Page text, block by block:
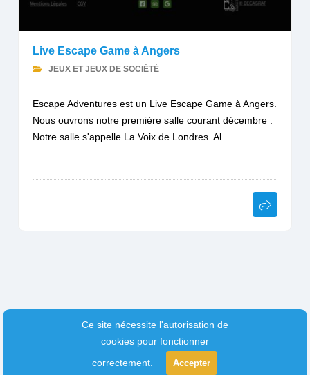
Live Escape Game à Angers
JEUX ET JEUX DE SOCIÉTÉ
Escape Adventures est un Live Escape Game à Angers.
Nous ouvrons notre première salle courant décembre .
Notre salle s'appelle La Voix de Londres. Al...
Ce site nécessite l'autorisation de
cookies pour fonctionner
correctement.
Accepter